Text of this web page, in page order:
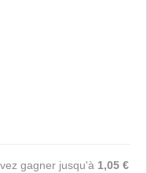
gagner jusqu'à 1,05 €